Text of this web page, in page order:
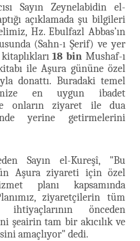
Sayın Zeynelabidin el-
açıklamada şu bilgileri
Hz. Ebulfazl Abbas’ın
(Sahn-ı Şerif) ve yer
18 bin Mushaf-ı
ile Aşura gününe özel
donattı. Buradaki temel
en uygun ibadet
onların ziyaret ile dua
yerine getirmelerini
Sayın el-Kureşî, "Bu
Aşura ziyareti için özel
planı kapsamında
ziyaretçilerin tüm
önceden
şeairin tam bir akıcılık ve
amaçlıyor" dedi.